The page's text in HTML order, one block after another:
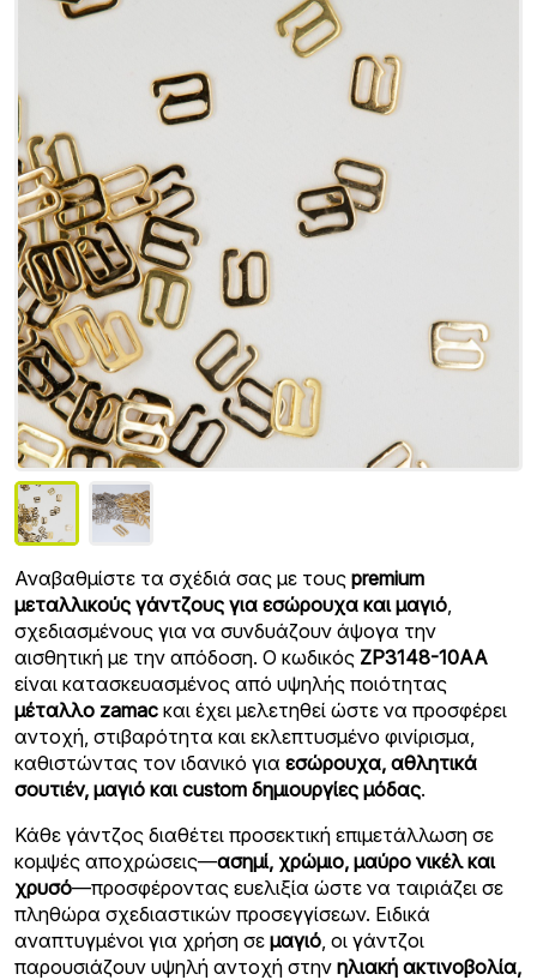
Αναβαθμίστε τα σχέδιά σας με τους premium
μεταλλικούς γάντζους για εσώρουχα και μαγιό,
σχεδιασμένους για να συνδυάζουν άψογα την
αισθητική με την απόδοση. Ο κωδικός ZP3148-10AA
είναι κατασκευασμένος από υψηλής ποιότητας
μέταλλο zamac και έχει μελετηθεί ώστε να προσφέρει
αντοχή, στιβαρότητα και εκλεπτυσμένο φινίρισμα,
καθιστώντας τον ιδανικό για εσώρουχα, αθλητικά
σουτιέν, μαγιό και custom δημιουργίες μόδας.
Κάθε γάντζος διαθέτει προσεκτική επιμετάλλωση σε
κομψές αποχρώσεις—ασημί, χρώμιο, μαύρο νικέλ και
χρυσό—προσφέροντας ευελιξία ώστε να ταιριάζει σε
πληθώρα σχεδιαστικών προσεγγίσεων. Ειδικά
αναπτυγμένοι για χρήση σε μαγιό, οι γάντζοι
παρουσιάζουν υψηλή αντοχή στην ηλιακή ακτινοβολία,